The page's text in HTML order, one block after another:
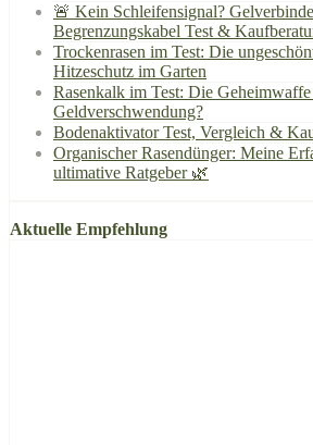
🚨 Kein Schleifensignal?
Begrenzungskabel Test &
Trockenrasen im Test: Die
Hitzeschutz im Garten
Rasenkalk im Test: Die
Geldverschwendung?
Bodenaktivator Test, Vergleich &
Organischer Rasendünger: Meine
ultimative Ratgeber 🌿
Aktuelle Empfehlung